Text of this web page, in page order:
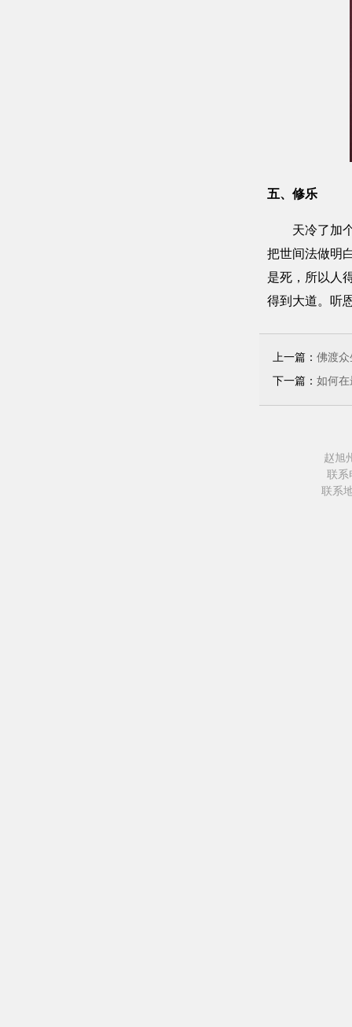
五、修乐
天冷了加个
把世间法做明
是死，所以人
得到大道。听
上一篇： 佛渡
下一篇： 如何
赵旭
联系
联系